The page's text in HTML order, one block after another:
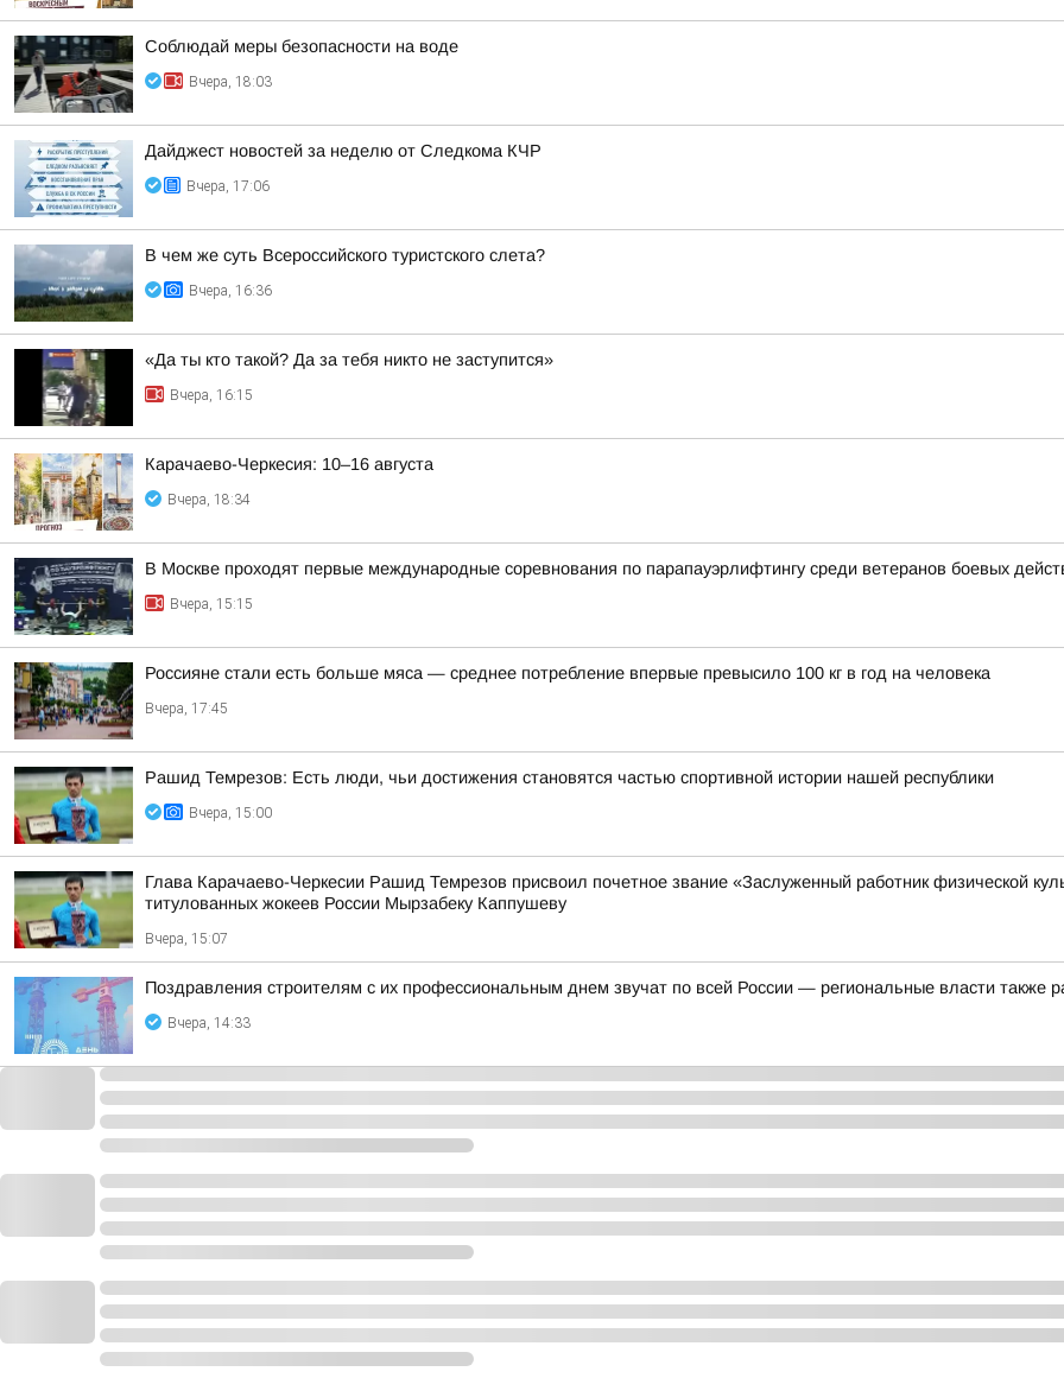
Соблюдай меры безопасности на воде
Вчера, 18:03
Дайджест новостей за неделю от Следкома КЧР
Вчера, 17:06
В чем же суть Всероссийского туристского слета?
Вчера, 16:36
«Да ты кто такой? Да за тебя никто не заступится»
Вчера, 16:15
Карачаево-Черкесия: 10–16 августа
Вчера, 18:34
В Москве проходят первые международные соревнования по парапауэрлифтингу среди ветеранов боевых
Вчера, 15:15
Россияне стали есть больше мяса — среднее потребление впервые превысило 100 кг в год на человека
Вчера, 17:45
Рашид Темрезов: Есть люди, чьи достижения становятся частью спортивной истории нашей республики
Вчера, 15:00
Глава Карачаево-Черкесии Рашид Темрезов присвоил почетное звание «Заслуженный работник физической
титулованных жокеев России Мырзабеку Каппушеву
Вчера, 15:07
Поздравления строителям с их профессиональным днем звучат по всей России — региональные власти также
Вчера, 14:33